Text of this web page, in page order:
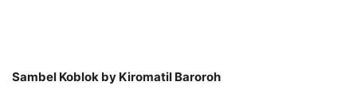
Sambel Koblok by Kiromatil Baroroh